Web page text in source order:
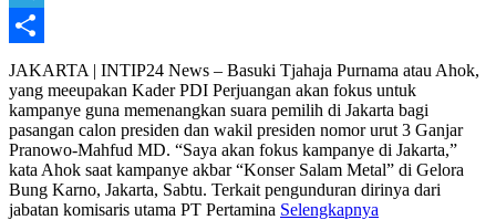
Telegram
Share
JAKARTA | INTIP24 News – Basuki Tjahaja Purnama atau Ahok,
yang meeupakan Kader PDI Perjuangan akan fokus untuk
kampanye guna memenangkan suara pemilih di Jakarta bagi
pasangan calon presiden dan wakil presiden nomor urut 3 Ganjar
Pranowo-Mahfud MD. “Saya akan fokus kampanye di Jakarta,”
kata Ahok saat kampanye akbar “Konser Salam Metal” di Gelora
Bung Karno, Jakarta, Sabtu. Terkait pengunduran dirinya dari
jabatan komisaris utama PT Pertamina Selengkapnya